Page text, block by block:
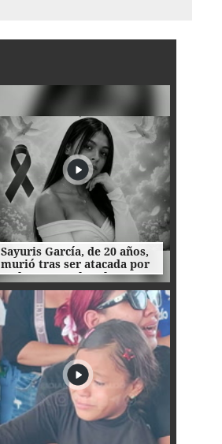
Sayuris García, de 20 años,
murió tras ser atacada por
rechazar a un hombre en
Colombia